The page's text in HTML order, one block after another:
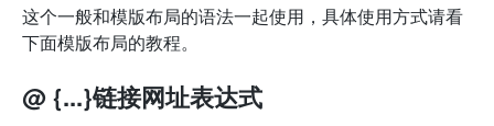
这个一般和模版布局的语法一起使用，具体使用方式请看
下面模版布局的教程。
@ {...}链接网址表达式